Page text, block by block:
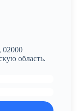
02000
область.